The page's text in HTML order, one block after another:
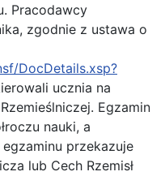
Pracodawcy
zgodnie z ustawa o
DocDetails.xsp?
ucznia na
Egzamin
nauki, a
przekazuje
lub Cech Rzemisł